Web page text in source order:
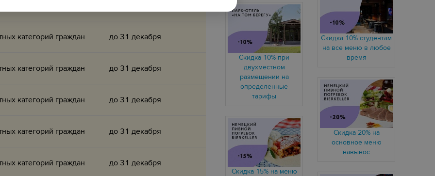
категорий граждан
категорий граждан до 31 декабря
категорий граждан до 31 декабря
категорий граждан до 31 декабря
категорий граждан до 31 декабря
категорий граждан до 31 декабря
Скидка 10% студентам
на все меню в любое
время
Скидка 10% при
двухместном
размещении на
определенные
тарифы
Скидка 20% на
основное меню
навынос
Скидка 15% на меню